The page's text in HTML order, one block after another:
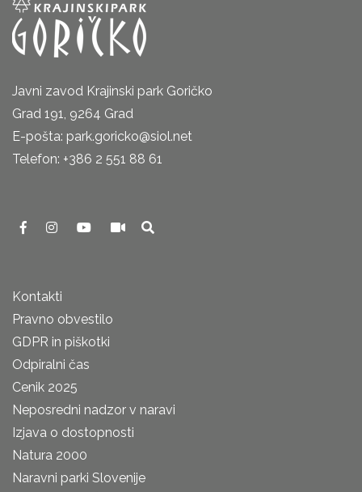
Javni zavod Krajinski park Goričko
Grad 191, 9264 Grad
E-pošta: park.goricko@siol.net
Telefon: +386 2 551 88 61
Kontakti
Pravno obvestilo
GDPR in piškotki
Odpiralni čas
Cenik 2025
Neposredni nadzor v naravi
Izjava o dostopnosti
Natura 2000
Naravni parki Slovenije